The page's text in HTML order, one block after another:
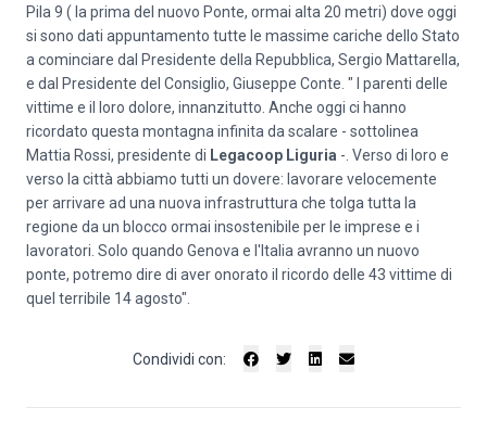
Pila 9 ( la prima del nuovo Ponte, ormai alta 20 metri) dove oggi
si sono dati appuntamento tutte le massime cariche dello Stato
a cominciare dal Presidente della Repubblica, Sergio Mattarella,
e dal Presidente del Consiglio, Giuseppe Conte. " I parenti delle
vittime e il loro dolore, innanzitutto. Anche oggi ci hanno
ricordato questa montagna infinita da scalare - sottolinea
Mattia Rossi, presidente di Legacoop Liguria -. Verso di loro e
verso la città abbiamo tutti un dovere: lavorare velocemente
per arrivare ad una nuova infrastruttura che tolga tutta la
regione da un blocco ormai insostenibile per le imprese e i
lavoratori. Solo quando Genova e l'Italia avranno un nuovo
ponte, potremo dire di aver onorato il ricordo delle 43 vittime di
quel terribile 14 agosto".
Condividi con: